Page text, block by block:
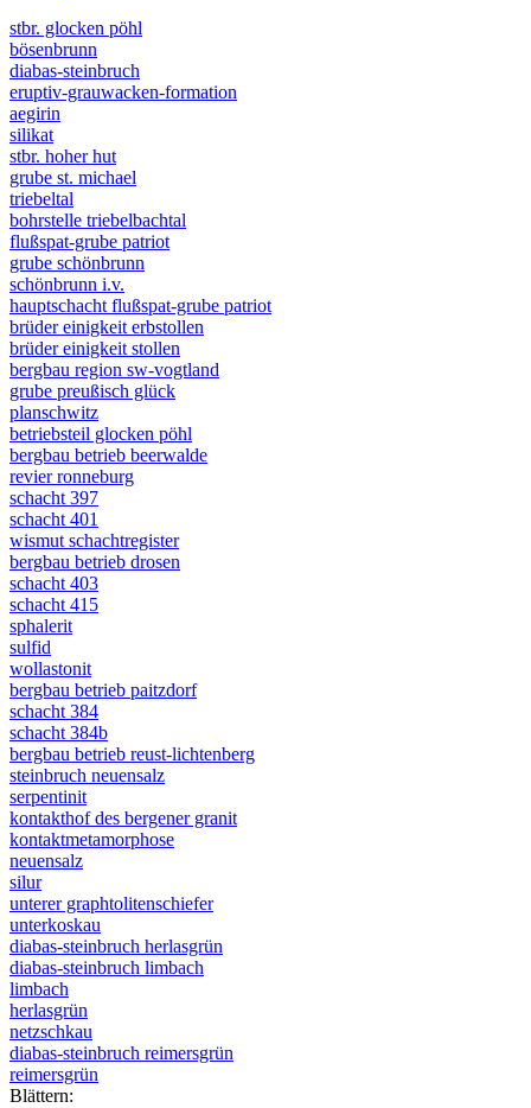
stbr. glocken pöhl
bösenbrunn
diabas-steinbruch
eruptiv-grauwacken-formation
aegirin
silikat
stbr. hoher hut
grube st. michael
triebeltal
bohrstelle triebelbachtal
flußspat-grube patriot
grube schönbrunn
schönbrunn i.v.
hauptschacht flußspat-grube patriot
brüder einigkeit erbstollen
brüder einigkeit stollen
bergbau region sw-vogtland
grube preußisch glück
planschwitz
betriebsteil glocken pöhl
bergbau betrieb beerwalde
revier ronneburg
schacht 397
schacht 401
wismut schachtregister
bergbau betrieb drosen
schacht 403
schacht 415
sphalerit
sulfid
wollastonit
bergbau betrieb paitzdorf
schacht 384
schacht 384b
bergbau betrieb reust-lichtenberg
steinbruch neuensalz
serpentinit
kontakthof des bergener granit
kontaktmetamorphose
neuensalz
silur
unterer graphtolitenschiefer
unterkoskau
diabas-steinbruch herlasgrün
diabas-steinbruch limbach
limbach
herlasgrün
netzschkau
diabas-steinbruch reimersgrün
reimersgrün
Blättern: